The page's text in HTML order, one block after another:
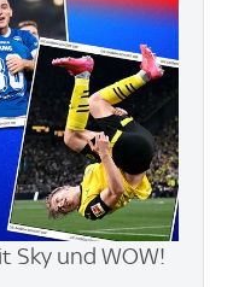
Sky und WOW​!